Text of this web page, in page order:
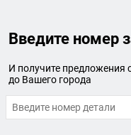
Введите номер
И получите предложения
до Вашего города